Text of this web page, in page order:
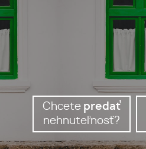
Chcete predať
nehnuteľnosť?